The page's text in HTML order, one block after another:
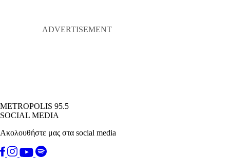
METROPOLIS 95.5
SOCIAL MEDIA
Ακολουθήστε μας στα social media